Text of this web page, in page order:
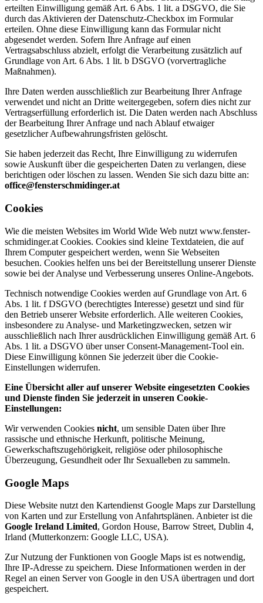
erteilten Einwilligung gemäß Art. 6 Abs. 1 lit. a DSGVO, die Sie
durch das Aktivieren der Datenschutz-Checkbox im Formular
erteilen. Ohne diese Einwilligung kann das Formular nicht
abgesendet werden. Sofern Ihre Anfrage auf einen
Vertragsabschluss abzielt, erfolgt die Verarbeitung zusätzlich auf
Grundlage von Art. 6 Abs. 1 lit. b DSGVO (vorvertragliche
Maßnahmen).
Ihre Daten werden ausschließlich zur Bearbeitung Ihrer Anfrage
verwendet und nicht an Dritte weitergegeben, sofern dies nicht zur
Vertragserfüllung erforderlich ist. Die Daten werden nach Abschluss
der Bearbeitung Ihrer Anfrage und nach Ablauf etwaiger
gesetzlicher Aufbewahrungsfristen gelöscht.
Sie haben jederzeit das Recht, Ihre Einwilligung zu widerrufen
sowie Auskunft über die gespeicherten Daten zu verlangen, diese
berichtigen oder löschen zu lassen. Wenden Sie sich dazu bitte an:
office@fensterschmidinger.at
Cookies
Wie die meisten Websites im World Wide Web nutzt www.fenster-
schmidinger.at Cookies. Cookies sind kleine Textdateien, die auf
Ihrem Computer gespeichert werden, wenn Sie Webseiten
besuchen. Cookies helfen uns bei der Bereitstellung unserer Dienste
sowie bei der Analyse und Verbesserung unseres Online-Angebots.
Technisch notwendige Cookies werden auf Grundlage von Art. 6
Abs. 1 lit. f DSGVO (berechtigtes Interesse) gesetzt und sind für
den Betrieb unserer Website erforderlich. Alle weiteren Cookies,
insbesondere zu Analyse- und Marketingzwecken, setzen wir
ausschließlich nach Ihrer ausdrücklichen Einwilligung gemäß Art. 6
Abs. 1 lit. a DSGVO über unser Consent-Management-Tool ein.
Diese Einwilligung können Sie jederzeit über die Cookie-
Einstellungen widerrufen.
Eine Übersicht aller auf unserer Website eingesetzten Cookies
und Dienste finden Sie jederzeit in unseren Cookie-
Einstellungen:
Wir verwenden Cookies nicht, um sensible Daten über Ihre
rassische und ethnische Herkunft, politische Meinung,
Gewerkschaftszugehörigkeit, religiöse oder philosophische
Überzeugung, Gesundheit oder Ihr Sexualleben zu sammeln.
Google Maps
Diese Website nutzt den Kartendienst Google Maps zur Darstellung
von Karten und zur Erstellung von Anfahrtsplänen. Anbieter ist die
Google Ireland Limited, Gordon House, Barrow Street, Dublin 4,
Irland (Mutterkonzern: Google LLC, USA).
Zur Nutzung der Funktionen von Google Maps ist es notwendig,
Ihre IP-Adresse zu speichern. Diese Informationen werden in der
Regel an einen Server von Google in den USA übertragen und dort
gespeichert.